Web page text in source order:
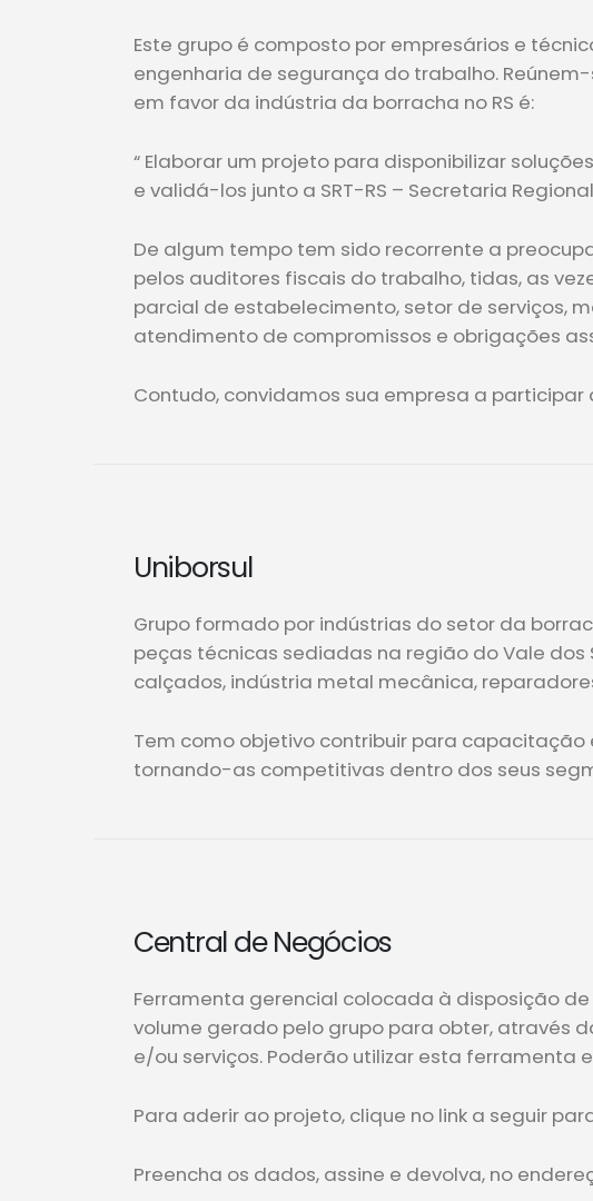
Este grupo é composto por empresários e
engenharia de segurança do trabalho.
em favor da indústria da borracha no RS é:
“ Elaborar um projeto para disponibilizar
e validá-los junto a SRT-RS – Secretaria
De algum tempo tem sido recorrente a
pelos auditores fiscais do trabalho, tidas, as
parcial de estabelecimento, setor de serviços,
atendimento de compromissos e obrigações
Contudo, convidamos sua empresa a
Uniborsul
Grupo formado por indústrias do setor da
peças técnicas sediadas na região do Vale
calçados, indústria metal mecânica,
Tem como objetivo contribuir para capacitação
tornando-as competitivas dentro dos seus
Central de Negócios
Ferramenta gerencial colocada à disposição
volume gerado pelo grupo para obter, através
e/ou serviços. Poderão utilizar esta ferramenta
Para aderir ao projeto, clique no link a seguir
Preencha os dados, assine e devolva, no